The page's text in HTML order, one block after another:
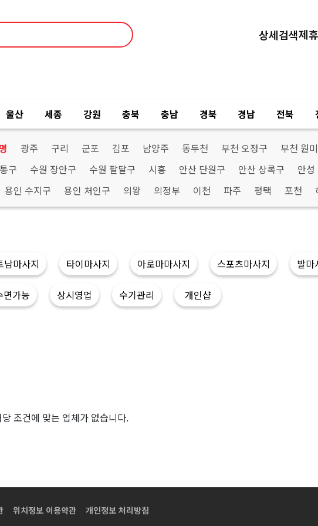
상세검색제
울산 세종 강원 충북 충남 경북 경남 전북
광주 구리 군포 김포 남양주 동두천 부천 오정구 부천 원
구 수원 장안구 수원 팔달구 시흥 안산 단원구 안산 상록구 안성
용인 수지구 용인 처인구 의왕 의정부 이천 파주 평택 포천
남마사지 타이마사지 아로마마사지 스포츠마사지 발마
면가능 상시영업 수기관리 개인샵
당 조건에 맞는 업체가 없습니다.
위치정보 이용약관 개인정보 처리방침